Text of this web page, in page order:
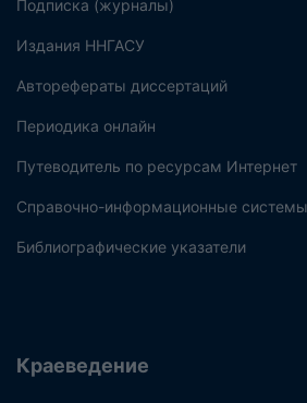
Подписка (журналы)
Издания ННГАСУ
Авторефераты диссертаций
Периодика онлайн
Путеводитель по ресурсам Интернет
Справочно-информационные системы
Библиографические указатели
Краеведение